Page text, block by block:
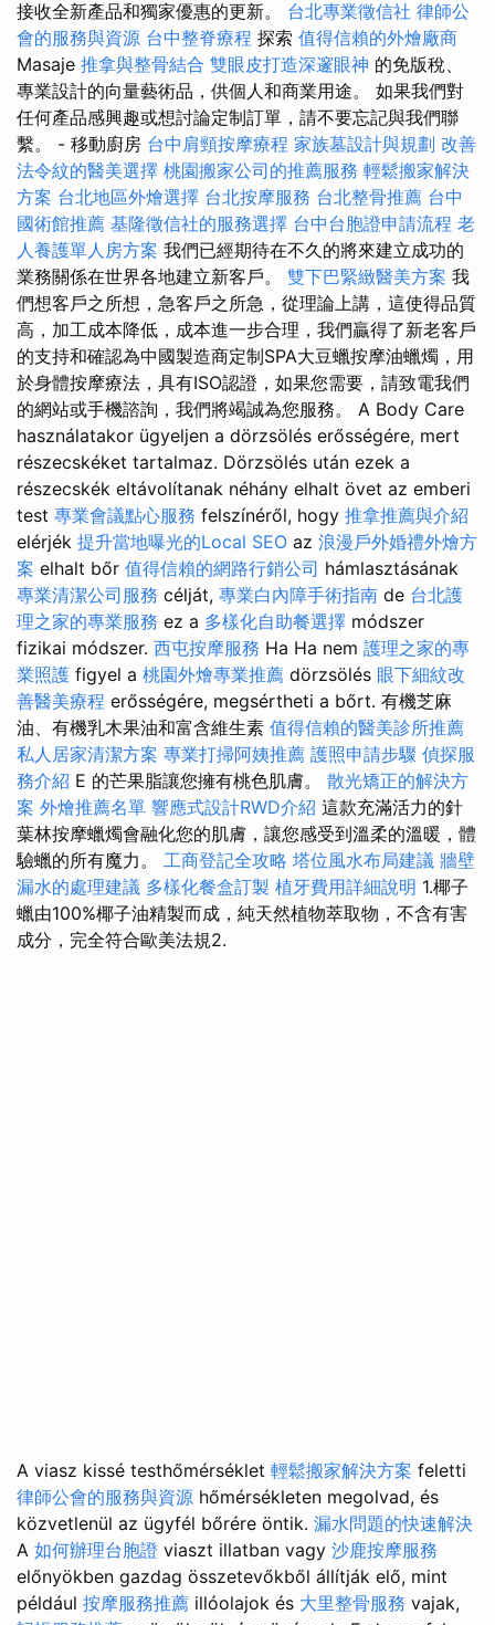
接收全新產品和獨家優惠的更新。 台北專業徵信社 律師公
會的服務與資源 台中整脊療程 探索 值得信賴的外燴廠商
Masaje 推拿與整骨結合 雙眼皮打造深邃眼神 的免版稅、
專業設計的向量藝術品，供個人和商業用途。 如果我們對
任何產品感興趣或想討論定制訂單，請不要忘記與我們聯
繫。 - 移動廚房 台中肩頸按摩療程 家族墓設計與規劃 改善
法令紋的醫美選擇 桃園搬家公司的推薦服務 輕鬆搬家解決
方案 台北地區外燴選擇 台北按摩服務 台北整骨推薦 台中
國術館推薦 基隆徵信社的服務選擇 台中台胞證申請流程 老
人養護單人房方案 我們已經期待在不久的將來建立成功的
業務關係在世界各地建立新客戶。 雙下巴緊緻醫美方案 我
們想客戶之所想，急客戶之所急，從理論上講，這使得品質
高，加工成本降低，成本進一步合理，我們贏得了新老客戶
的支持和確認為中國製造商定制SPA大豆蠟按摩油蠟燭，用
於身體按摩療法，具有ISO認證，如果您需要，請致電我們
的網站或手機諮詢，我們將竭誠為您服務。 A Body Care
használatakor ügyeljen a dörzsölés erősségére, mert
részecskéket tartalmaz. Dörzsölés után ezek a
részecskék eltávolítanak néhány elhalt övet az emberi
test 專業會議點心服務 felszínéről, hogy 推拿推薦與介紹
elérjék 提升當地曝光的Local SEO az 浪漫戶外婚禮外燴方
案 elhalt bőr 值得信賴的網路行銷公司 hámlasztásának
專業清潔公司服務 célját, 專業白內障手術指南 de 台北護
理之家的專業服務 ez a 多樣化自助餐選擇 módszer
fizikai módszer. 西屯按摩服務 Ha Ha nem 護理之家的專
業照護 figyel a 桃園外燴專業推薦 dörzsölés 眼下細紋改
善醫美療程 erősségére, megsértheti a bőrt. 有機芝麻
油、有機乳木果油和富含維生素 值得信賴的醫美診所推薦
私人居家清潔方案 專業打掃阿姨推薦 護照申請步驟 偵探服
務介紹 E 的芒果脂讓您擁有桃色肌膚。 散光矯正的解決方
案 外燴推薦名單 響應式設計RWD介紹 這款充滿活力的針
葉林按摩蠟燭會融化您的肌膚，讓您感受到溫柔的溫暖，體
驗蠟的所有魔力。 工商登記全攻略 塔位風水布局建議 牆壁
漏水的處理建議 多樣化餐盒訂製 植牙費用詳細說明 1.椰子
蠟由100%椰子油精製而成，純天然植物萃取物，不含有害
成分，完全符合歐美法規2.
A viasz kissé testhőmérséklet 輕鬆搬家解決方案 feletti
律師公會的服務與資源 hőmérsékleten megolvad, és
közvetlenül az ügyfél bőrére öntik. 漏水問題的快速解決
A 如何辦理台胞證 viaszt illatban vagy 沙鹿按摩服務
előnyökben gazdag összetevőkből állítják elő, mint
például 按摩服務推薦 illóolajok és 大里整骨服務 vajak,